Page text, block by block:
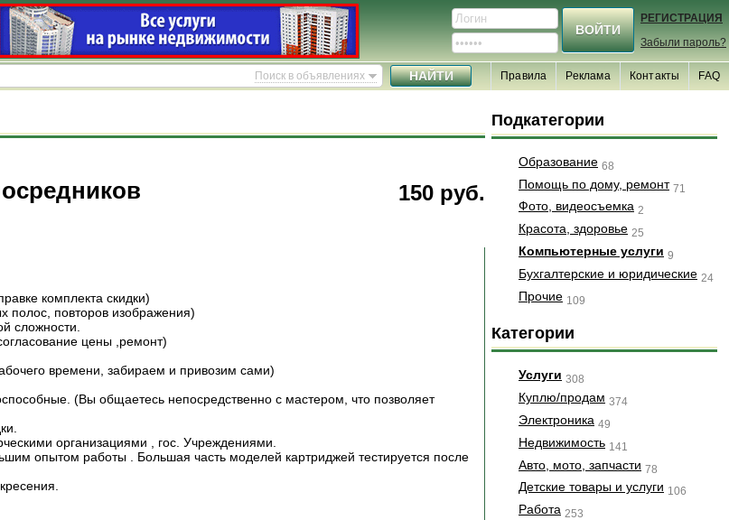
РЕГИСТРАЦИЯ
Забыли пароль?
Поиск в объявлениях FAQ
Контакты
Реклама
Правила
150 руб.
комплекта скидки)
полос, повторов изображения)
сложности.
цены ,ремонт)
времени, забираем и привозим сами)
(Вы общаетесь непосредственно с мастером, что позволяет
организациями , гос. Учреждениями.
опытом работы . Большая часть моделей картриджей тестируется после
Подкатегории
Образование 68
Помощь по дому, ремонт 71
Фото, видеосъемка 2
Красота, здоровье 25
Компьютерные услуги 9
Бухгалтерские и юридические 24
Прочие 109
Категории
Услуги 308
Куплю/продам 374
Электроника 49
Недвижимость 141
Авто, мото, запчасти 78
Детские товары и услуги 106
Работа 253